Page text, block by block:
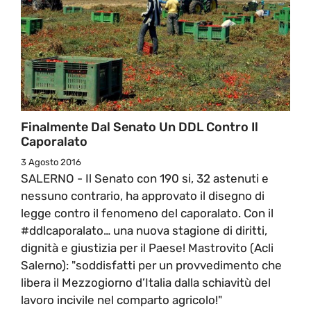
Finalmente Dal Senato Un DDL Contro Il
Caporalato
3 Agosto 2016
SALERNO - Il Senato con 190 si, 32 astenuti e
nessuno contrario, ha approvato il disegno di
legge contro il fenomeno del caporalato. Con il
#ddlcaporalato… una nuova stagione di diritti,
dignità e giustizia per il Paese! Mastrovito (Acli
Salerno): "soddisfatti per un provvedimento che
libera il Mezzogiorno d’Italia dalla schiavitù del
lavoro incivile nel comparto agricolo!"